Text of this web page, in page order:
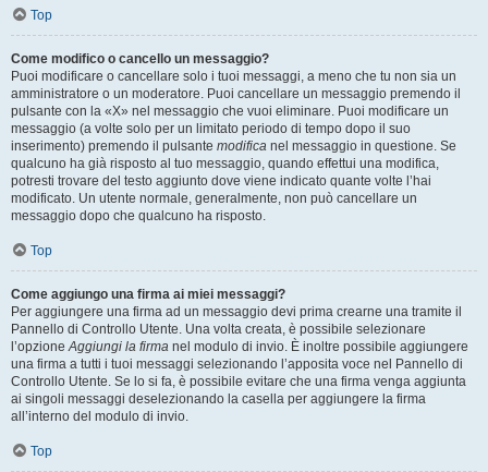
Top
Come modifico o cancello un messaggio?
Puoi modificare o cancellare solo i tuoi messaggi, a meno che tu non sia un
amministratore o un moderatore. Puoi cancellare un messaggio premendo il
pulsante con la «X» nel messaggio che vuoi eliminare. Puoi modificare un
messaggio (a volte solo per un limitato periodo di tempo dopo il suo
inserimento) premendo il pulsante modifica nel messaggio in questione. Se
qualcuno ha già risposto al tuo messaggio, quando effettui una modifica,
potresti trovare del testo aggiunto dove viene indicato quante volte l’hai
modificato. Un utente normale, generalmente, non può cancellare un
messaggio dopo che qualcuno ha risposto.
Top
Come aggiungo una firma ai miei messaggi?
Per aggiungere una firma ad un messaggio devi prima crearne una tramite il
Pannello di Controllo Utente. Una volta creata, è possibile selezionare
l’opzioneAggiungi la firma nel modulo di invio. È inoltre possibile aggiungere
una firma a tutti i tuoi messaggi selezionando l’apposita voce nel Pannello di
Controllo Utente. Se lo si fa, è possibile evitare che una firma venga aggiunta
ai singoli messaggi deselezionando la casella per aggiungere la firma
all’interno del modulo di invio.
Top